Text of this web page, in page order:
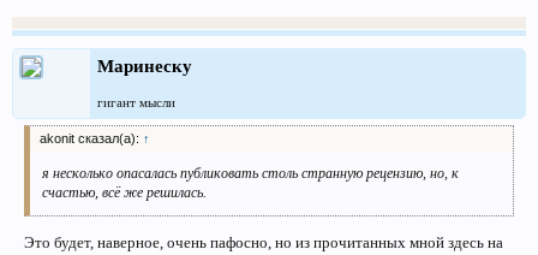
Маринеску
гигант мысли
akonit сказал(а): ↑
я несколько опасалась публиковать столь странную рецензию, но, к
счастью, всё же решилась.
Это будет, наверное, очень пафосно, но из прочитанных мной здесь на